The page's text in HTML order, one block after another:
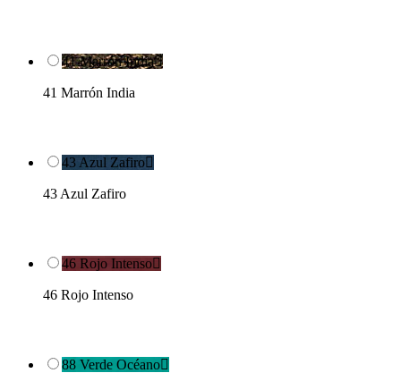
41 Marrón India
41 Marrón India
43 Azul Zafiro
43 Azul Zafiro
46 Rojo Intenso
46 Rojo Intenso
88 Verde Océano